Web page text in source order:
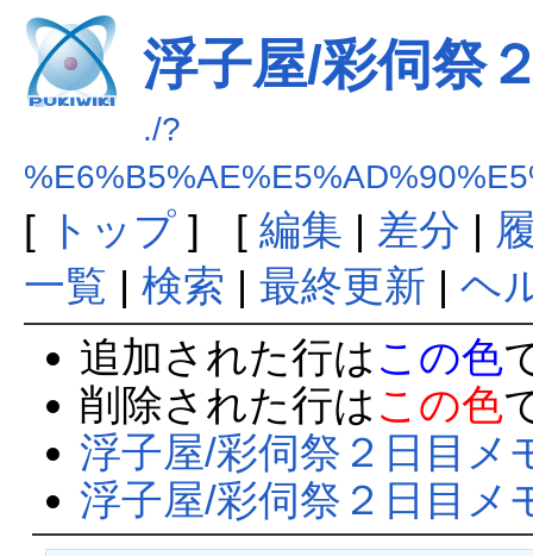
浮子屋/彩伺祭
./?
[ トップ] [ 編集 | 差分 |
一覧 | 検索 | 最終更新 | ヘ
追加された行は この色
削除された行は この色
浮子屋/彩伺祭２日目メ
浮子屋/彩伺祭２日目メ